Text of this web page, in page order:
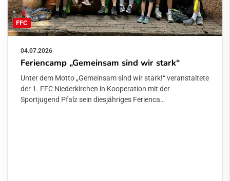
FFC
04.07.2026
Feriencamp „Gemeinsam sind wir stark“
Unter dem Motto „Gemeinsam sind wir stark!“ veranstaltete
der 1. FFC Niederkirchen in Kooperation mit der
Sportjugend Pfalz sein diesjähriges Ferienca…